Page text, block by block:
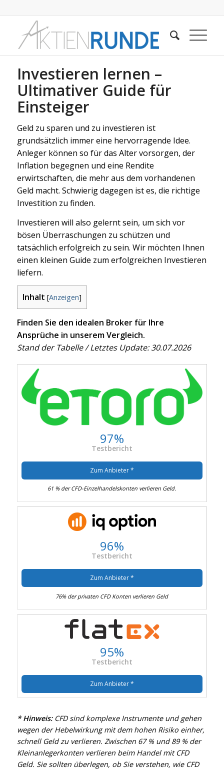
Investieren lernen –
Ultimativer Guide für
Einsteiger
Geld zu sparen und zu investieren ist
grundsätzlich immer eine hervorragende Idee.
Anleger können so für das Alter vorsorgen, der
Inflation begegnen und eine Rendite
erwirtschaften, die mehr aus dem vorhandenen
Geld macht. Schwierig dagegen ist es, die richtige
Investition zu finden.
Investieren will also gelernt sein, um sich vor
bösen Überraschungen zu schützen und
tatsächlich erfolgreich zu sein. Wir möchten Ihnen
einen kleinen Guide zum erfolgreichen Investieren
liefern.
Inhalt [Anzeigen]
Finden Sie den idealen Broker für Ihre
Ansprüche in unserem Vergleich.
Stand der Tabelle / Letztes Update: 30.07.2026
97%
Testbericht
Zum Anbieter *
61 % der CFD-Einzelhandelskonten verlieren Geld.
96%
Testbericht
Zum Anbieter *
76% der privaten CFD Konten verlieren Geld
95%
Testbericht
Zum Anbieter *
* Hinweis: CFD sind komplexe Instrumente und gehen
wegen der Hebelwirkung mit dem hohen Risiko einher,
schnell Geld zu verlieren. Zwischen 67 % und 89 % der
Kleinanlegerkonten verlieren beim Handel mit CFD
Geld. Sie sollten überlegen, ob Sie verstehen, wie CFD